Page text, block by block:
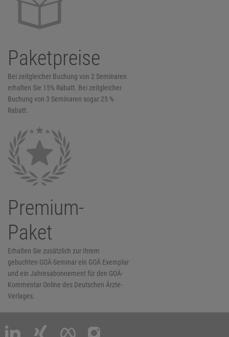
Paketpreise
Bei zeitgleicher Buchung von 2 Seminaren
erhalten Sie 15% Rabatt. Bei zeitgleicher
Buchung von 3 Seminaren sogar 25 %
Rabatt.
Premium-
Paket
Erhalten Sie zusätzlich zur Ihrem
gebuchten GOÄ-Seminar ein GOÄ Exemplar
und ein Jahresabonnement für den GOÄ-
Kommentar Online des Deutschen Ärzte-
Verlages.